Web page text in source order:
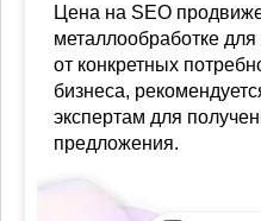
Цена на SEO
металлообработке для
от конкретных
бизнеса,
экспертам для
предложения.